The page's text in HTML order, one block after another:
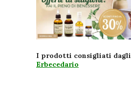
I prodotti consigliati dagli
Erbecedario